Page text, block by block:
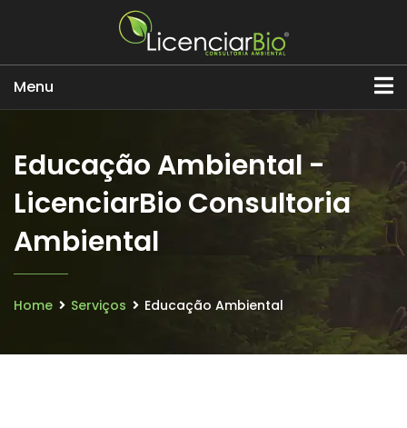
Menu
Educação Ambiental -
LicenciarBio Consultoria
Ambiental
Home Serviços Educação Ambiental